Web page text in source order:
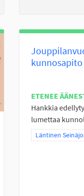
kunnosapito
ETENEE
Hankkia
lumettaa
Rajaa tulokset
Läntinen